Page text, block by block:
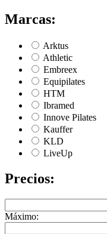
Marcas:
Arktus
Athletic
Embreex
Equipilates
HTM
Ibramed
Innove Pilates
Kauffer
KLD
LiveUp
Precios:
Máximo: